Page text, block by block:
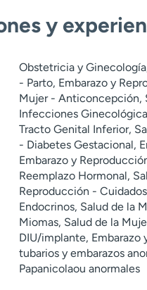
y
Obstetricia y
- Parto, Embarazo y
Mujer - Anticoncepción,
Infecciones
Tracto Genital Inferior,
- Diabetes Gestacional,
Embarazo y
Reemplazo Hormonal,
Reproducción -
Endocrinos, Salud de la
Miomas, Salud de la
DIU/implante,
tubarios y embarazos
Papanicolaou anormales